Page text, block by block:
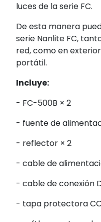
luces de la serie FC.
De esta manera
serie Nanlite FC,
red, como en
portátil.
Incluye:
- FC-500B × 2
- fuente de
- reflector × 2
- cable de
- cable de conexión
- tapa protectora